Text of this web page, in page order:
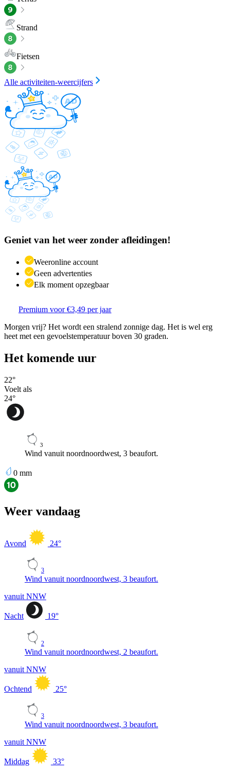
Strand
Fietsen
Alle activiteiten-weercijfers
Geniet van het weer zonder afleidingen!
Weeronline account
Geen advertenties
Elk moment opzegbaar
Premium voor €3,49 per jaar
Morgen vrij? Het wordt een stralend zonnige dag. Het is wel erg
heet met een gevoelstemperatuur boven 30 graden.
Het komende uur
22°
Voelt als
24°
3
Wind vanuit noordnoordwest, 3 beaufort.
0 mm
Weer vandaag
Avond 24°
3
Wind vanuit noordnoordwest, 3 beaufort.
vanuit NNW
Nacht 19°
2
Wind vanuit noordnoordwest, 2 beaufort.
vanuit NNW
Ochtend 25°
3
Wind vanuit noordnoordwest, 3 beaufort.
vanuit NNW
Middag 33°